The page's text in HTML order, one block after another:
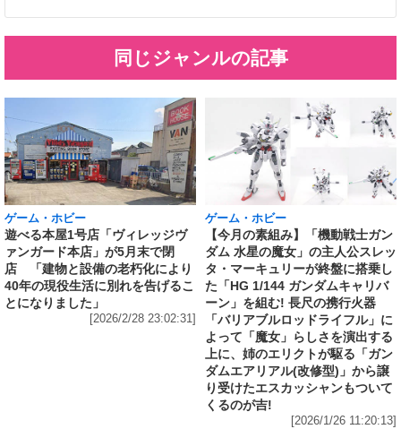
同じジャンルの記事
ゲーム・ホビー
遊べる本屋1号店「ヴィレッジヴ
ァンガード本店」が5月末で閉
店 「建物と設備の老朽化により
40年の現役生活に別れを告げるこ
とになりました」
[2026/2/28 23:02:31]
ゲーム・ホビー
【今月の素組み】「機動戦士ガン
ダム 水星の魔女」の主人公スレッ
タ・マーキュリーが終盤に搭乗し
た「HG 1/144 ガンダムキャリバ
ーン」を組む! 長尺の携行火器
「バリアブルロッドライフル」に
よって「魔女」らしさを演出する
上に、姉のエリクトが駆る「ガン
ダムエアリアル(改修型)」から譲
り受けたエスカッシャンもついて
くるのが吉!
[2026/1/26 11:20:13]